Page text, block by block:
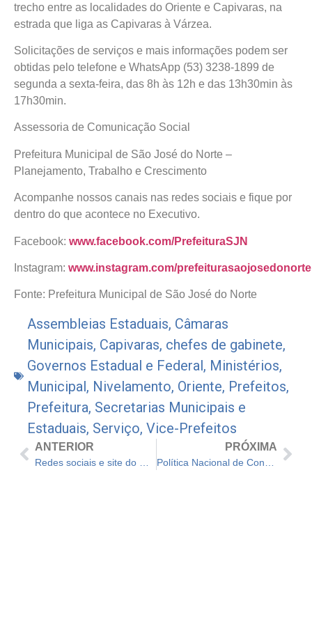
trecho entre as localidades do Oriente e Capivaras, na
estrada que liga as Capivaras à Várzea.
Solicitações de serviços e mais informações podem ser
obtidas pelo telefone e WhatsApp (53) 3238-1899 de
segunda a sexta-feira, das 8h às 12h e das 13h30min às
17h30min.
Assessoria de Comunicação Social
Prefeitura Municipal de São José do Norte –
Planejamento, Trabalho e Crescimento
Acompanhe nossos canais nas redes sociais e fique por
dentro do que acontece no Executivo.
Facebook: www.facebook.com/PrefeituraSJN
Instagram: www.instagram.com/prefeiturasaojosedonorte
Fonte: Prefeitura Municipal de São José do Norte
Assembleias Estaduais, Câmaras
Municipais, Capivaras, chefes de gabinete,
Governos Estadual e Federal, Ministérios,
Municipal, Nivelamento, Oriente, Prefeitos,
Prefeitura, Secretarias Municipais e
Estaduais, Serviço, Vice-Prefeitos
ANTERIOR PRÓXIMA